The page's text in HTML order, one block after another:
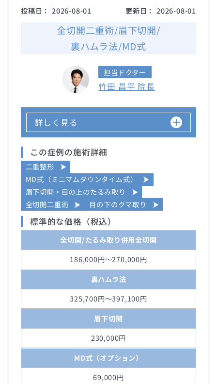
投稿日： 2026-08-01 更新日： 2026-08-01
全切開二重術/眉下切開/
裏ハムラ法/MD式
担当ドクター
竹田 昌平 院長
詳しく見る
この症例の施術詳細
二重整形
MD式（ミニマムダウンタイム式）
眉下切開・目の上のたるみ取り
全切開二重術
目の下のクマ取り
標準的な価格（税込）
全切開/たるみ取り併用全切開
186,000円～270,000円
裏ハムラ法
325,700円～397,100円
眉下切開
230,000円
MD式（オプション）
69,000円